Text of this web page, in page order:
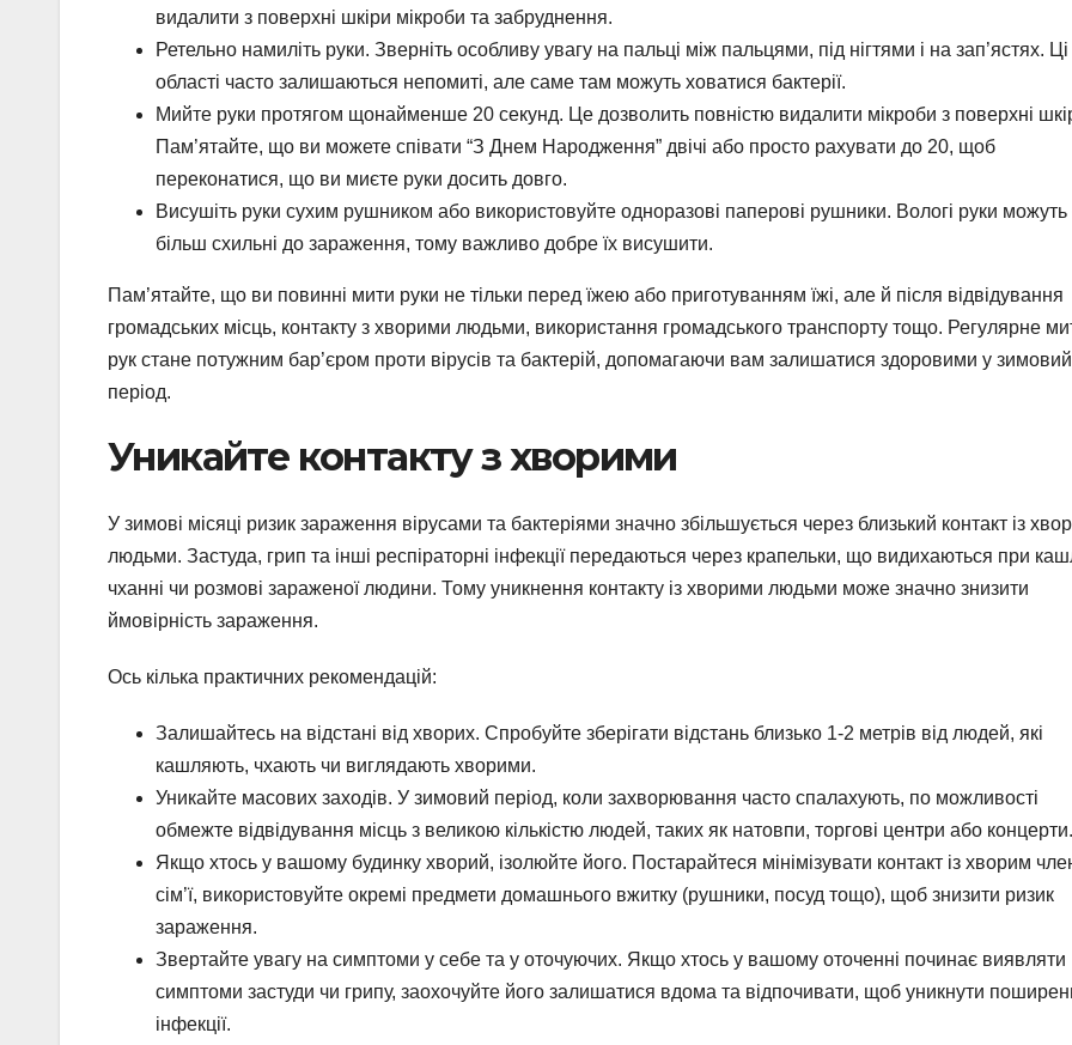
видалити з поверхні шкіри мікроби та забруднення.
Ретельно намиліть руки. Зверніть особливу увагу на пальці між пальцями, під нігтями і на зап’ястях. Ці
області часто залишаються непомиті, але саме там можуть ховатися бактерії.
Мийте руки протягом щонайменше 20 секунд. Це дозволить повністю видалити мікроби з поверхні
Пам’ятайте, що ви можете співати “З Днем Народження” двічі або просто рахувати до 20, щоб
переконатися, що ви миєте руки досить довго.
Висушіть руки сухим рушником або використовуйте одноразові паперові рушники. Вологі руки можуть
більш схильні до зараження, тому важливо добре їх висушити.
Пам’ятайте, що ви повинні мити руки не тільки перед їжею або приготуванням їжі, але й після відвідування
громадських місць, контакту з хворими людьми, використання громадського транспорту тощо. Регулярне
рук стане потужним бар’єром проти вірусів та бактерій, допомагаючи вам залишатися здоровими у зимовий
період.
Уникайте контакту з хворими
У зимові місяці ризик зараження вірусами та бактеріями значно збільшується через близький контакт із
людьми. Застуда, грип та інші респіраторні інфекції передаються через крапельки, що видихаються при
чханні чи розмові зараженої людини. Тому уникнення контакту із хворими людьми може значно знизити
ймовірність зараження.
Ось кілька практичних рекомендацій:
Залишайтесь на відстані від хворих. Спробуйте зберігати відстань близько 1-2 метрів від людей, які
кашляють, чхають чи виглядають хворими.
Уникайте масових заходів. У зимовий період, коли захворювання часто спалахують, по можливості
обмежте відвідування місць з великою кількістю людей, таких як натовпи, торгові центри або концерти.
Якщо хтось у вашому будинку хворий, ізолюйте його. Постарайтеся мінімізувати контакт із хворим
сім’ї, використовуйте окремі предмети домашнього вжитку (рушники, посуд тощо), щоб знизити ризик
зараження.
Звертайте увагу на симптоми у себе та у оточуючих. Якщо хтось у вашому оточенні починає виявляти
симптоми застуди чи грипу, заохочуйте його залишатися вдома та відпочивати, щоб уникнути
інфекції.